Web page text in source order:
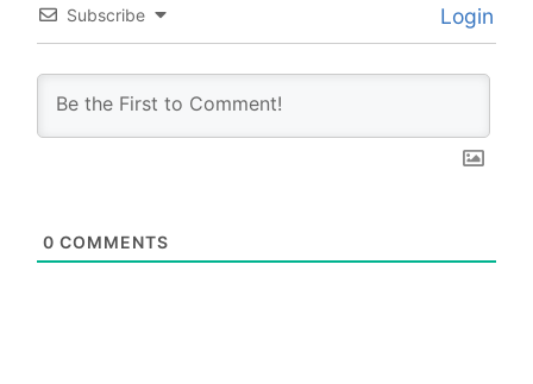
Subscribe Login
0 COMMENTS